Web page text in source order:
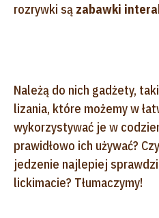
rozrywki są zabawki
Należą do nich gadżety,
lizania, które możemy w
wykorzystywać je w
prawidłowo ich używać?
jedzenie najlepiej
lickimacie? Tłumaczymy!